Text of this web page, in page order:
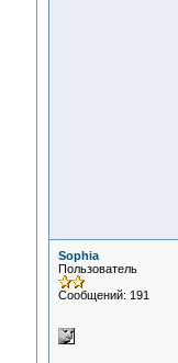
Sophia
Пользователь
Сообщений: 191